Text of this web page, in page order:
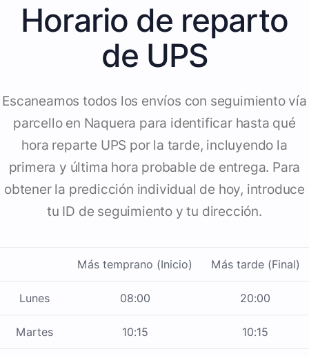
Horario de reparto
de UPS
Escaneamos todos los envíos con seguimiento vía
parcello en Naquera para identificar hasta qué
hora reparte UPS por la tarde, incluyendo la
primera y última hora probable de entrega. Para
obtener la predicción individual de hoy, introduce
tu ID de seguimiento y tu dirección.
Más temprano (Inicio) Más tarde (Final)
Lunes 08:00 20:00
Martes 10:15 10:15